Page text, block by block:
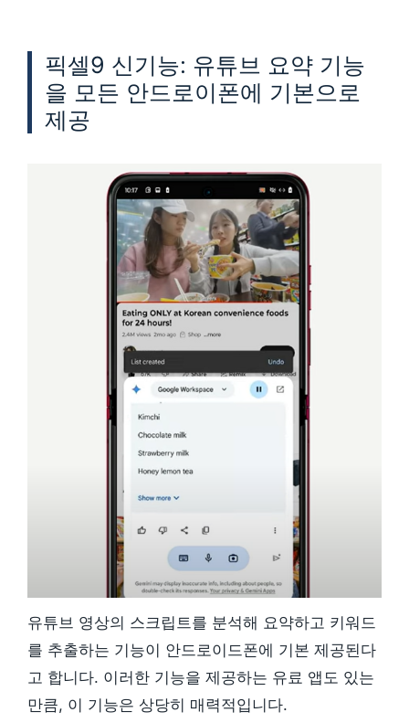
픽셀9 신기능: 유튜브 요약 기능
을 모든 안드로이폰에 기본으로
제공
유튜브 영상의 스크립트를 분석해 요약하고 키워드
를 추출하는 기능이 안드로이드폰에 기본 제공된다
고 합니다. 이러한 기능을 제공하는 유료 앱도 있는
만큼, 이 기능은 상당히 매력적입니다.